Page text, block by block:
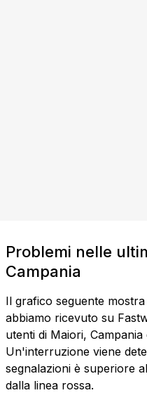
Problemi nelle
Campania
Il grafico seguente
abbiamo ricevuto su
utenti di Maiori,
Un'interruzione viene
segnalazioni è superiore
dalla linea rossa.